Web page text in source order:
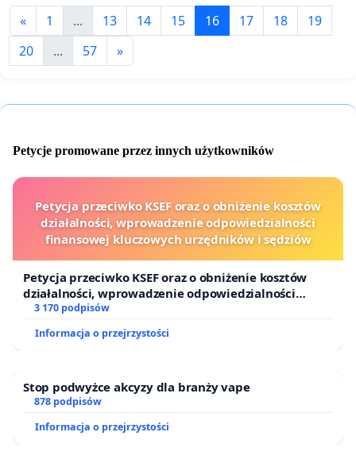
« 1 ... 13 14 15 16 17 18
19
20
... 57 »
Petycje promowane przez innych użytkowników
Petycja przeciwko KSEF oraz o obniżenie kosztów
działalności, wprowadzenie odpowiedzialności
finansowej kluczowych urzędników i sędziów
Petycja przeciwko KSEF oraz o obniżenie kosztów
działalności, wprowadzenie odpowiedzialności
finansowej kluczowych urzędników i sędziów
3 170 podpisów
Informacja o przejrzystości
Stop podwyżce akcyzy dla branży vape
878 podpisów
Informacja o przejrzystości